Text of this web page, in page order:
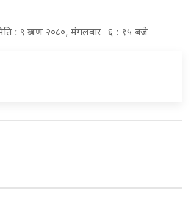
: ९ श्रावण २०८०, मंगलबार ६ : १५ बजे